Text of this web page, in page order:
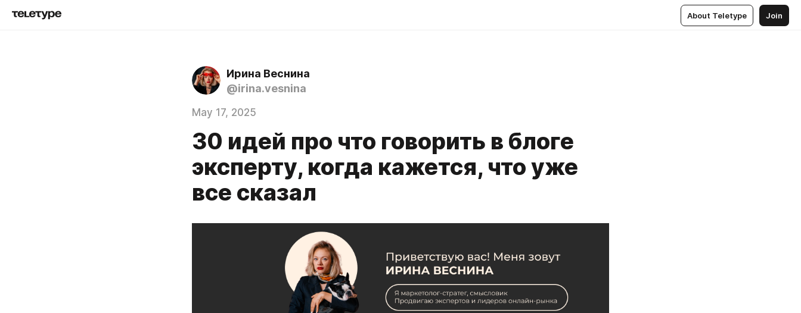
About Teletype Join
Ирина Веснина
@irina.vesnina
May 17, 2025
30 идей про что говорить в блоге
эксперту, когда кажется, что уже
все сказал